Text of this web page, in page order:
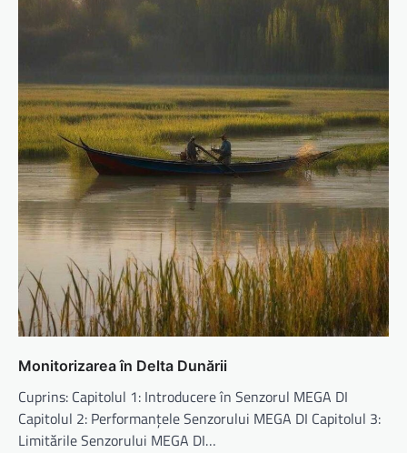
Monitorizarea în Delta Dunării
Cuprins: Capitolul 1: Introducere în Senzorul MEGA DI
Capitolul 2: Performanțele Senzorului MEGA DI Capitolul 3:
Limitările Senzorului MEGA DI…